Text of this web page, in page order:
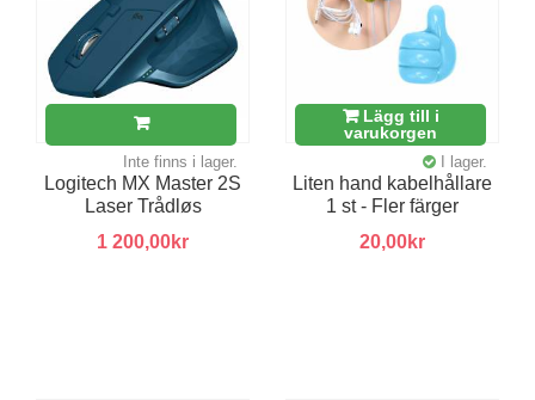
Inte finns i lager.
Logitech MX Master 2S
Laser Trådløs
1 200,00kr
Lägg till i
varukorgen
I lager.
Liten hand kabelhållare
1 st - Fler färger
20,00kr